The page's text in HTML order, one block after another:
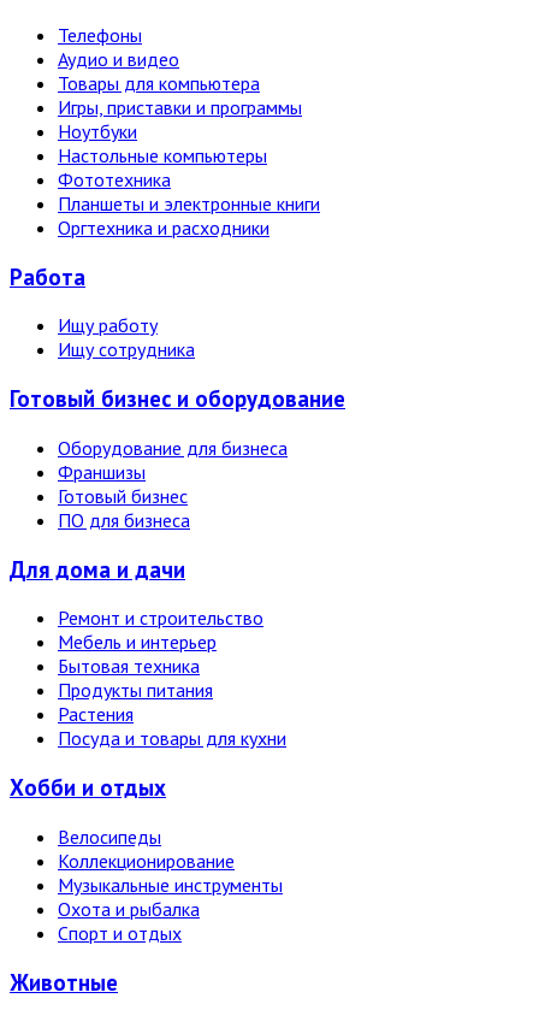
Телефоны
Аудио и видео
Товары для компьютера
Игры, приставки и программы
Ноутбуки
Настольные компьютеры
Фототехника
Планшеты и электронные книги
Оргтехника и расходники
Работа
Ищу работу
Ищу сотрудника
Готовый бизнес и оборудование
Оборудование для бизнеса
Франшизы
Готовый бизнес
ПО для бизнеса
Для дома и дачи
Ремонт и строительство
Мебель и интерьер
Бытовая техника
Продукты питания
Растения
Посуда и товары для кухни
Хобби и отдых
Велосипеды
Коллекционирование
Музыкальные инструменты
Охота и рыбалка
Спорт и отдых
Животные